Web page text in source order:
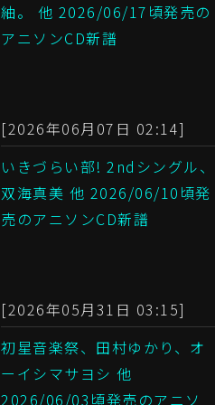
紬。 他 2026/06/17頃発売の
アニソンCD新譜
[2026年06月07日 02:14]
いきづらい部! 2ndシングル、
双海真美 他 2026/06/10頃発
売のアニソンCD新譜
[2026年05月31日 03:15]
初星音楽祭、田村ゆかり、オ
ーイシマサヨシ 他
2026/06/03頃発売のアニソ